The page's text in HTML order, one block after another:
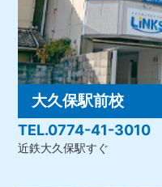
大久保駅前校
TEL.0774-41-3010
近鉄大久保駅すぐ